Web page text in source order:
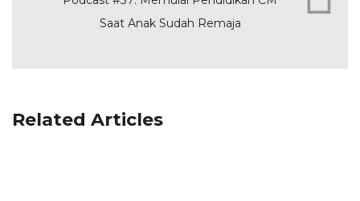
Saat Anak Sudah Remaja
Related Articles